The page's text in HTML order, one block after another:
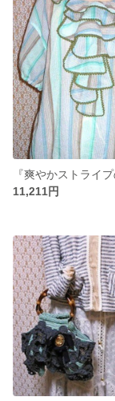
11,211円